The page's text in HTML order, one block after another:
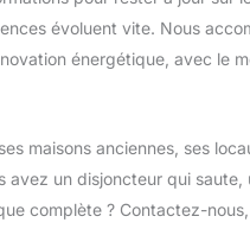
évoluent vite. Nous
énergétique, avec le
maisons anciennes, ses
avez un disjoncteur qui saute,
complète ? Contactez-